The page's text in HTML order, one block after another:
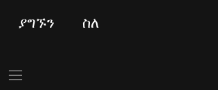
ያግኙን ስለ